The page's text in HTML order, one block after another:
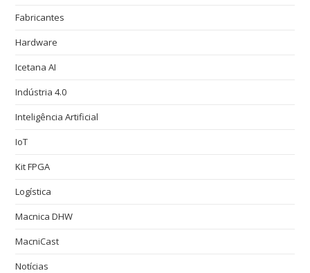
Fabricantes
Hardware
Icetana AI
Indústria 4.0
Inteligência Artificial
IoT
Kit FPGA
Logística
Macnica DHW
MacniCast
Notícias